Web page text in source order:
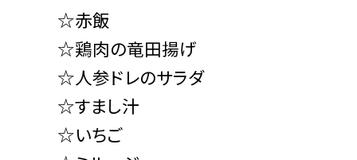
☆赤飯
☆鶏肉の竜田揚げ
☆人参ドレのサラダ
☆すまし汁
☆いちご